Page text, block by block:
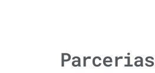
Parcerias